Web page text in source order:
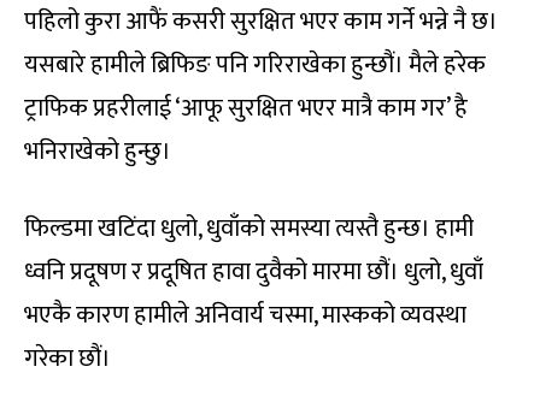
पहिलो कुरा आफैं कसरी सुरक्षित भएर काम गर्ने भन्ने नै छ।
यसबारे हामीले ब्रिफिङ पनि गरिराखेका हुन्छौं। मैले हरेक
ट्राफिक प्रहरीलाई ‘आफू सुरक्षित भएर मात्रै काम गर’ है
भनिराखेको हुन्छु।
फिल्डमा खटिंदा धुलो, धुवाँको समस्या त्यस्तै हुन्छ। हामी
ध्वनि प्रदूषण र प्रदूषित हावा दुवैको मारमा छौं। धुलो, धुवाँ
भएकै कारण हामीले अनिवार्य चस्मा, मास्कको व्यवस्था
गरेका छौं।